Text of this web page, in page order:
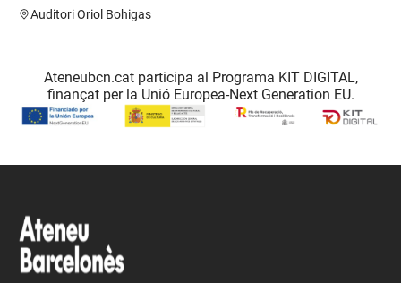
Auditori Oriol Bohigas
Ateneubcn.cat participa al Programa KIT DIGITAL,
finançat per la Unió Europea-Next Generation EU.